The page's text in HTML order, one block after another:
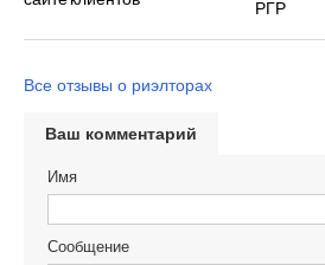
Все отзывы о риэлторах
Ваш комментарий
Имя
Сообщение